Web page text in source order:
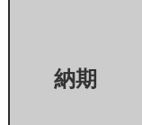
納期